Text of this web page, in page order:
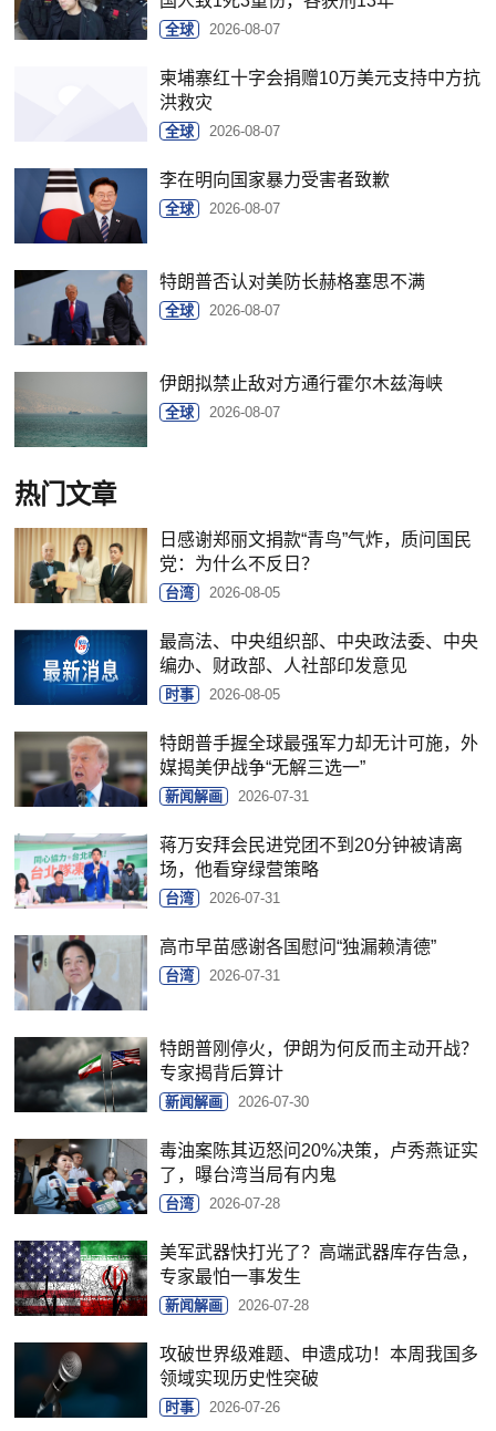
全球 2026-08-07
柬埔寨红十字会捐赠10万美元支持中方抗
洪救灾
全球 2026-08-07
李在明向国家暴力受害者致歉
全球 2026-08-07
特朗普否认对美防长赫格塞思不满
全球 2026-08-07
伊朗拟禁止敌对方通行霍尔木兹海峡
全球 2026-08-07
热门文章
日感谢郑丽文捐款“青鸟”气炸，质问国民
党：为什么不反日？
台湾 2026-08-05
最高法、中央组织部、中央政法委、中央
编办、财政部、人社部印发意见
时事 2026-08-05
特朗普手握全球最强军力却无计可施，外
媒揭美伊战争“无解三选一”
新闻解画 2026-07-31
蒋万安拜会民进党团不到20分钟被请离
场，他看穿绿营策略
台湾 2026-07-31
高市早苗感谢各国慰问“独漏赖清德”
台湾 2026-07-31
特朗普刚停火，伊朗为何反而主动开战？
专家揭背后算计
新闻解画 2026-07-30
毒油案陈其迈怒问20%决策，卢秀燕证实
了，曝台湾当局有内鬼
台湾 2026-07-28
美军武器快打光了？高端武器库存告急，
专家最怕一事发生
新闻解画 2026-07-28
攻破世界级难题、申遗成功！本周我国多
领域实现历史性突破
时事 2026-07-26